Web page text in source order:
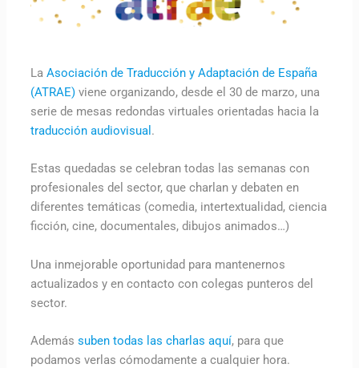
La Asociación de Traducción y Adaptación de España
(ATRAE)viene organizando, desde el 30 de marzo, una
serie de mesas redondas virtuales orientadas hacia la
traducción audiovisual .
Estas quedadas se celebran todas las semanas con
profesionales del sector, que charlan y debaten en
diferentes temáticas (comedia, intertextualidad, ciencia
ficción, cine, documentales, dibujos animados…)
Una inmejorable oportunidad para mantenernos
actualizados y en contacto con colegas punteros del
sector.
Además suben todas las charlas aquí, para que
podamos verlas cómodamente a cualquier hora.